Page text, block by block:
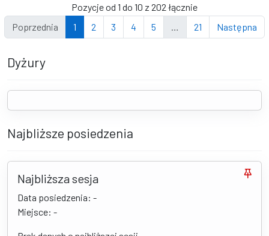
Pozycje od 1 do 10 z 202 łącznie
Poprzednia
1 2 3 4 5 21 Następna
Dyżury
Najbliższe posiedzenia
Najbliższa sesja
Data posiedzenia: -
Miejsce: -